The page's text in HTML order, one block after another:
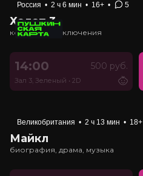
Россия • 2 ч 6 мин • 16+ • 5
Холоп 3
комедия, приключения
14:00 500 руб.
Зал 3, Зеленый • 2D
Великобритания • 2 ч 13 мин • 18+
Майкл
биография, драма, музыка